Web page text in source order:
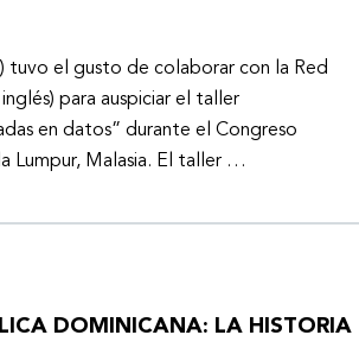
tuvo el gusto de colaborar con la Red
para auspiciar el taller
en datos” durante el Congreso
Lumpur, Malasia. El taller …
DOMINICANA: LA HISTORIA